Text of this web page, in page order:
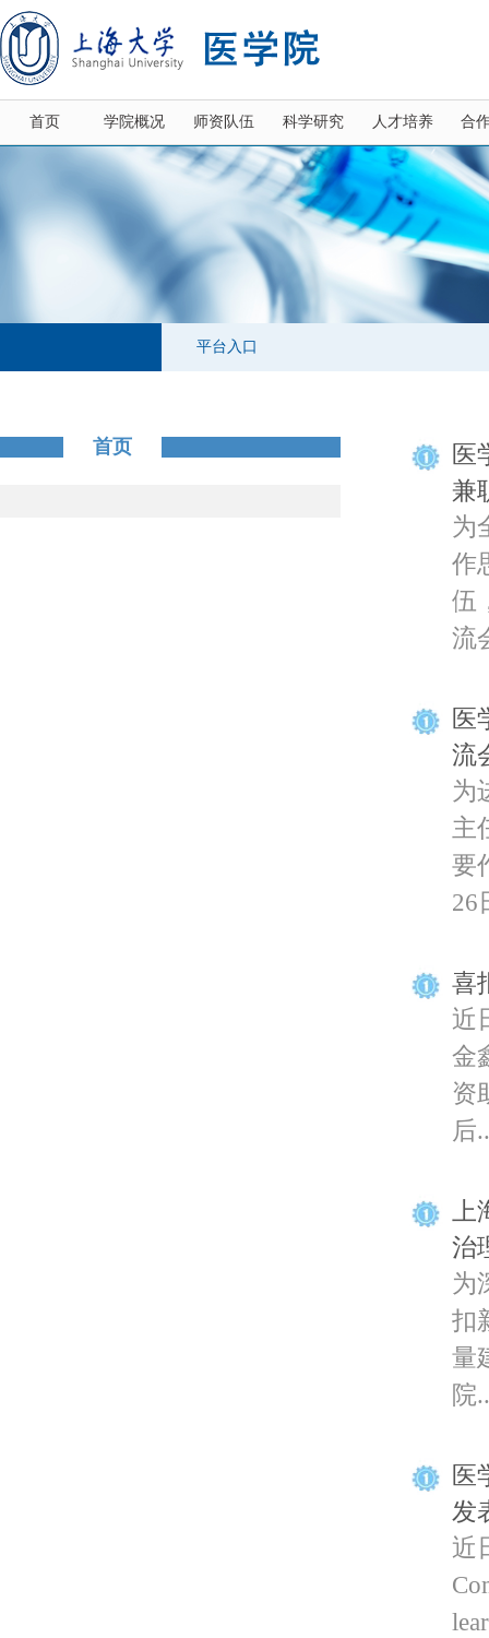
首页 学院概况 师资队伍 科学研究 人才培养 合
平台入口
首页
医
兼
为
作
伍
流
医
流
为
主
要
26
喜
近
金
资
后
上
治
为
扣
量
院
医
发
近